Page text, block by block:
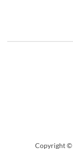
Copyright ©